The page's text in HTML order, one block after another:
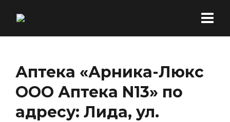
Аптека «Арника-Люкс
ООО Аптека N13» по
адресу: Лида, ул.